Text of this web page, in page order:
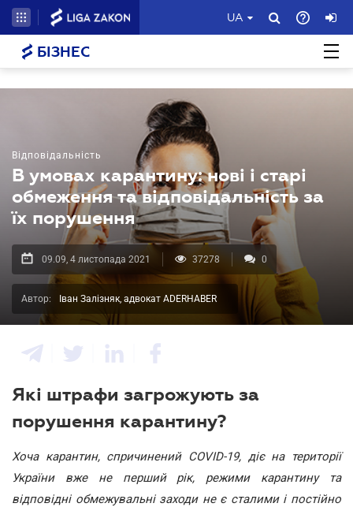
UA
БІЗНЕС
Відповідальність
В умовах карантину: нові і старі
обмеження та відповідальність за
їх порушення
09.09, 4 листопада 2021 37278 0
Автор: Іван Залізняк, адвокат ADERHABER
Які штрафи загрожують за
порушення карантину?
Хоча карантин, спричинений COVID-19, діє на території
України вже не перший рік, режими карантину та
відповідні обмежувальні заходи не є сталими і постійно